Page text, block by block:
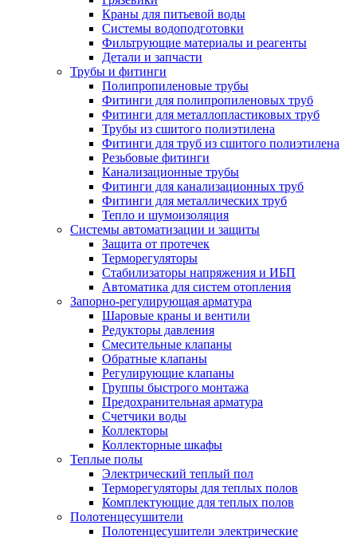
Краны для питьевой воды
Системы водоподготовки
Фильтрующие материалы и реагенты
Детали и запчасти
Трубы и фитинги
Полипропиленовые трубы
Фитинги для полипропиленовых труб
Фитинги для металлопластиковых труб
Трубы из сшитого полиэтилена
Фитинги для труб из сшитого полиэтилена
Резьбовые фитинги
Канализационные трубы
Фитинги для канализационных труб
Фитинги для металлических труб
Тепло и шумоизоляция
Системы автоматизации и защиты
Защита от протечек
Терморегуляторы
Стабилизаторы напряжения и ИБП
Автоматика для систем отопления
Запорно-регулирующая арматура
Шаровые краны и вентили
Редукторы давления
Смесительные клапаны
Обратные клапаны
Регулирующие клапаны
Группы быстрого монтажа
Предохранительная арматура
Счетчики воды
Коллекторы
Коллекторные шкафы
Теплые полы
Электрический теплый пол
Терморегуляторы для теплых полов
Комплектующие для теплых полов
Полотенцесушители
Полотенцесушители электрические